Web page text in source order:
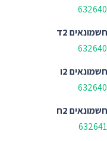
2ד
2ו
2ח